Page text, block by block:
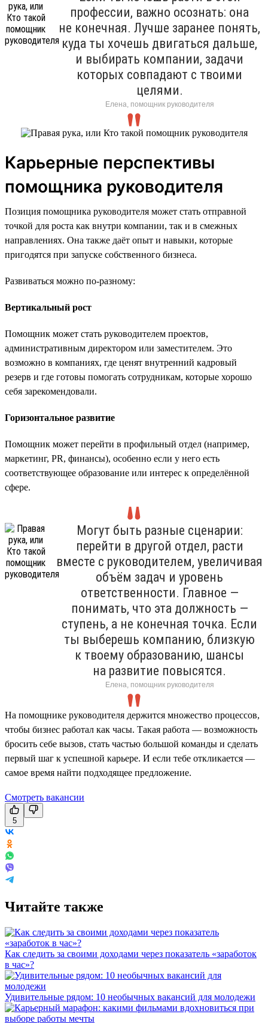
профессии, важно осознать: она
не конечная. Лучше заранее понять,
куда ты хочешь двигаться дальше,
и выбирать компании, задачи
которых совпадают с твоими
целями.
Елена, помощник руководителя
Карьерные перспективы
помощника руководителя
Позиция помощника руководителя может стать отправной
точкой для роста как внутри компании, так и в смежных
направлениях. Она также даёт опыт и навыки, которые
пригодятся при запуске собственного бизнеса.
Развиваться можно по-разному:
Вертикальный рост
Помощник может стать руководителем проектов,
административным директором или заместителем. Это
возможно в компаниях, где ценят внутренний кадровый
резерв и где готовы помогать сотрудникам, которые хорошо
себя зарекомендовали.
Горизонтальное развитие
Помощник может перейти в профильный отдел (например,
маркетинг, PR, финансы), особенно если у него есть
соответствующее образование или интерес к определённой
сфере.
Могут быть разные сценарии:
перейти в другой отдел, расти
вместе с руководителем, увеличивая
объём задач и уровень
ответственности. Главное —
понимать, что эта должность —
ступень, а не конечная точка. Если
ты выберешь компанию, близкую
к твоему образованию, шансы
на развитие повысятся.
Елена, помощник руководителя
На помощнике руководителя держится множество процессов,
чтобы бизнес работал как часы. Такая работа — возможность
бросить себе вызов, стать частью большой команды и сделать
первый шаг к успешной карьере. И если тебе откликается —
самое время найти подходящее предложение.
Смотреть вакансии
5
Читайте также
Как следить за своими доходами через показатель «заработок
в час»?
Удивительные рядом: 10 необычных вакансий для молодежи